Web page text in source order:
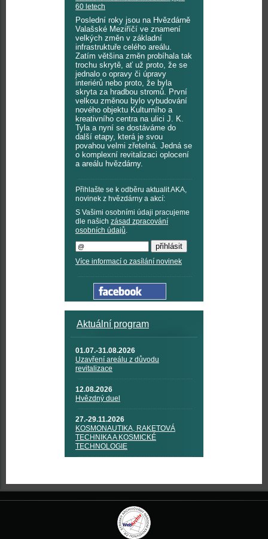
60 letech
Poslední roky jsou na Hvězdárně
Valašské Meziříčí ve znamení
velkých změn v základní
infrastruktuře celého areálu.
Zatím většina změn probíhala tak
trochu skrytě, ať už proto, že se
jednalo o opravy či úpravy
interiérů nebo proto, že byla
skryta za hradbou stromů. První
velkou změnou bylo vybudování
nového objektu Kulturního a
kreativního centra na ulici J. K.
Tyla a nyní se dostáváme do
další etapy, která je svou
povahou velmi zřetelná. Jedná se
o komplexní revitalizaci oplocení
a areálu hvězdárny.
Přihlašte se k odběru aktualit AKA,
novinek z hvězdárny a akcí:
S Vašimi osobními údaji pracujeme
dle našich zásad zpracování
osobních údajů.
Více informací o zasílání novinek
Aktuální program
01.07.-31.08.2026
Uzavření areálu z důvodu
revitalizace
12.08.2026
Hvězdný duel
27.-29.11.2026
KOSMONAUTIKA, RAKETOVÁ
TECHNIKA A KOSMICKÉ
TECHNOLOGIE